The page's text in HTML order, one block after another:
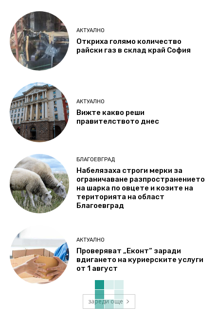
АКТУАЛНО
Откриха голямо количество
райски газ в склад край София
АКТУАЛНО
Вижте какво реши
правителството днес
БЛАГОЕВГРАД
Набелязаха строги мерки за
ограничаване разпространението
на шарка по овцете и козите на
територията на област
Благоевград
АКТУАЛНО
Проверяват „Еконт“ заради
вдигането на куриерските услуги
от 1 август
зареди още